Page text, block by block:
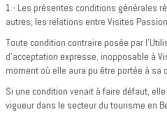
1.- Les présentes conditions générales
autres, les relations entre Visites
Toute condition contraire posée par
d’acceptation expresse, inopposable à
moment où elle aura pu être portée à sa
Si une condition venait à faire défaut,
vigueur dans le secteur du tourisme en